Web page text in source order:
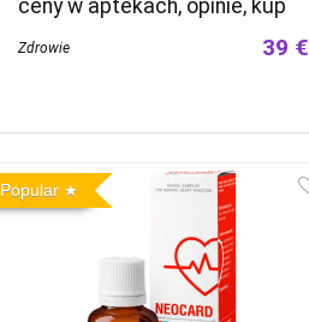
ceny w aptekach, opinie, kup
Zdrowie 39 €
Popular